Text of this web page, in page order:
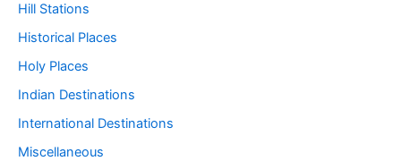
Hill Stations
Historical Places
Holy Places
Indian Destinations
International Destinations
Miscellaneous